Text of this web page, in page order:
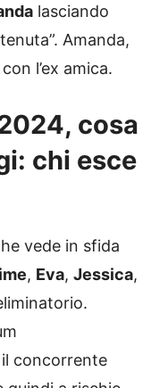
lasciando
Amanda,
l’ex amica.
cosa
chi esce
vede in sfida
, Eva, Jessica,
concorrente